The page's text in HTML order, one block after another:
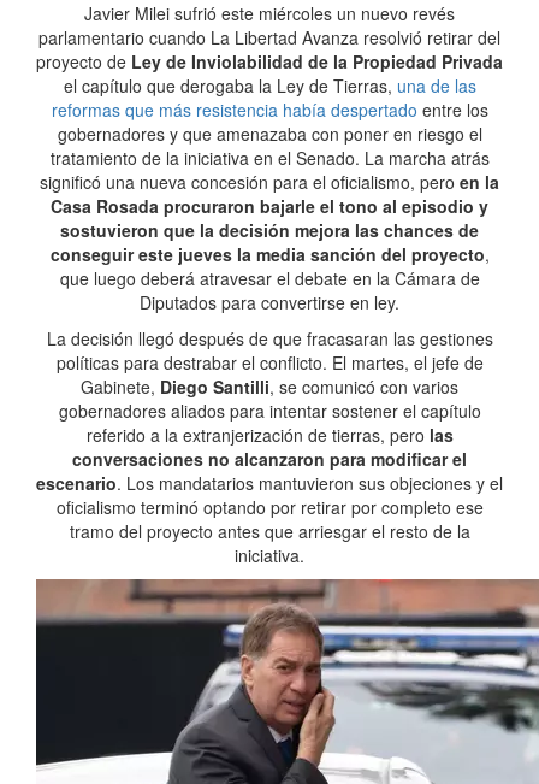
Javier Milei sufrió este miércoles un nuevo revés
parlamentario cuando La Libertad Avanza resolvió retirar del
proyecto de Ley de Inviolabilidad de la Propiedad Privada
el capítulo que derogaba la Ley de Tierras, una de las
reformas que más resistencia había despertado entre los
gobernadores y que amenazaba con poner en riesgo el
tratamiento de la iniciativa en el Senado. La marcha atrás
significó una nueva concesión para el oficialismo, pero en la
Casa Rosada procuraron bajarle el tono al episodio y
sostuvieron que la decisión mejora las chances de
conseguir este jueves la media sanción del proyecto,
que luego deberá atravesar el debate en la Cámara de
Diputados para convertirse en ley.
La decisión llegó después de que fracasaran las gestiones
políticas para destrabar el conflicto. El martes, el jefe de
Gabinete, Diego Santilli, se comunicó con varios
gobernadores aliados para intentar sostener el capítulo
referido a la extranjerización de tierras, pero las
conversaciones no alcanzaron para modificar el
escenario. Los mandatarios mantuvieron sus objeciones y el
oficialismo terminó optando por retirar por completo ese
tramo del proyecto antes que arriesgar el resto de la
iniciativa.